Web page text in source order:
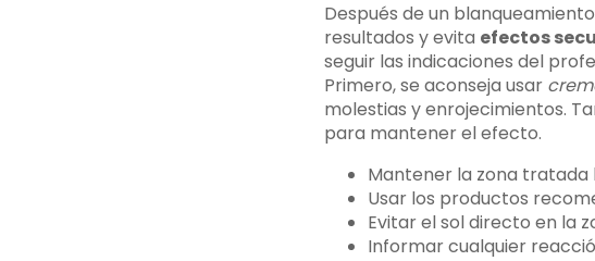
Después de un
resultados y evita efectos
seguir las indicaciones del
Primero, se aconseja usar
molestias y enrojecimientos.
para mantener el efecto.
Mantener la zona tratada
Usar los productos
Evitar el sol directo en la
Informar cualquier